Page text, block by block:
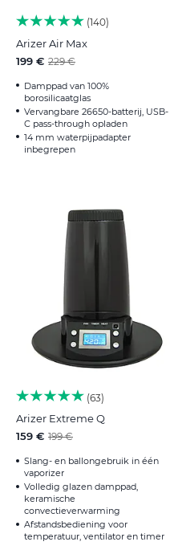
140
Arizer Air Max
199 € 229 €
Damppad van 100%
borosilicaatglas
Vervangbare 26650-batterij, USB-
C pass-through opladen
14 mm waterpijpadapter
inbegrepen
63
Arizer Extreme Q
159 € 199 €
Slang- en ballongebruik in één
vaporizer
Volledig glazen damppad,
keramische
convectieverwarming
Afstandsbediening voor
temperatuur, ventilator en timer